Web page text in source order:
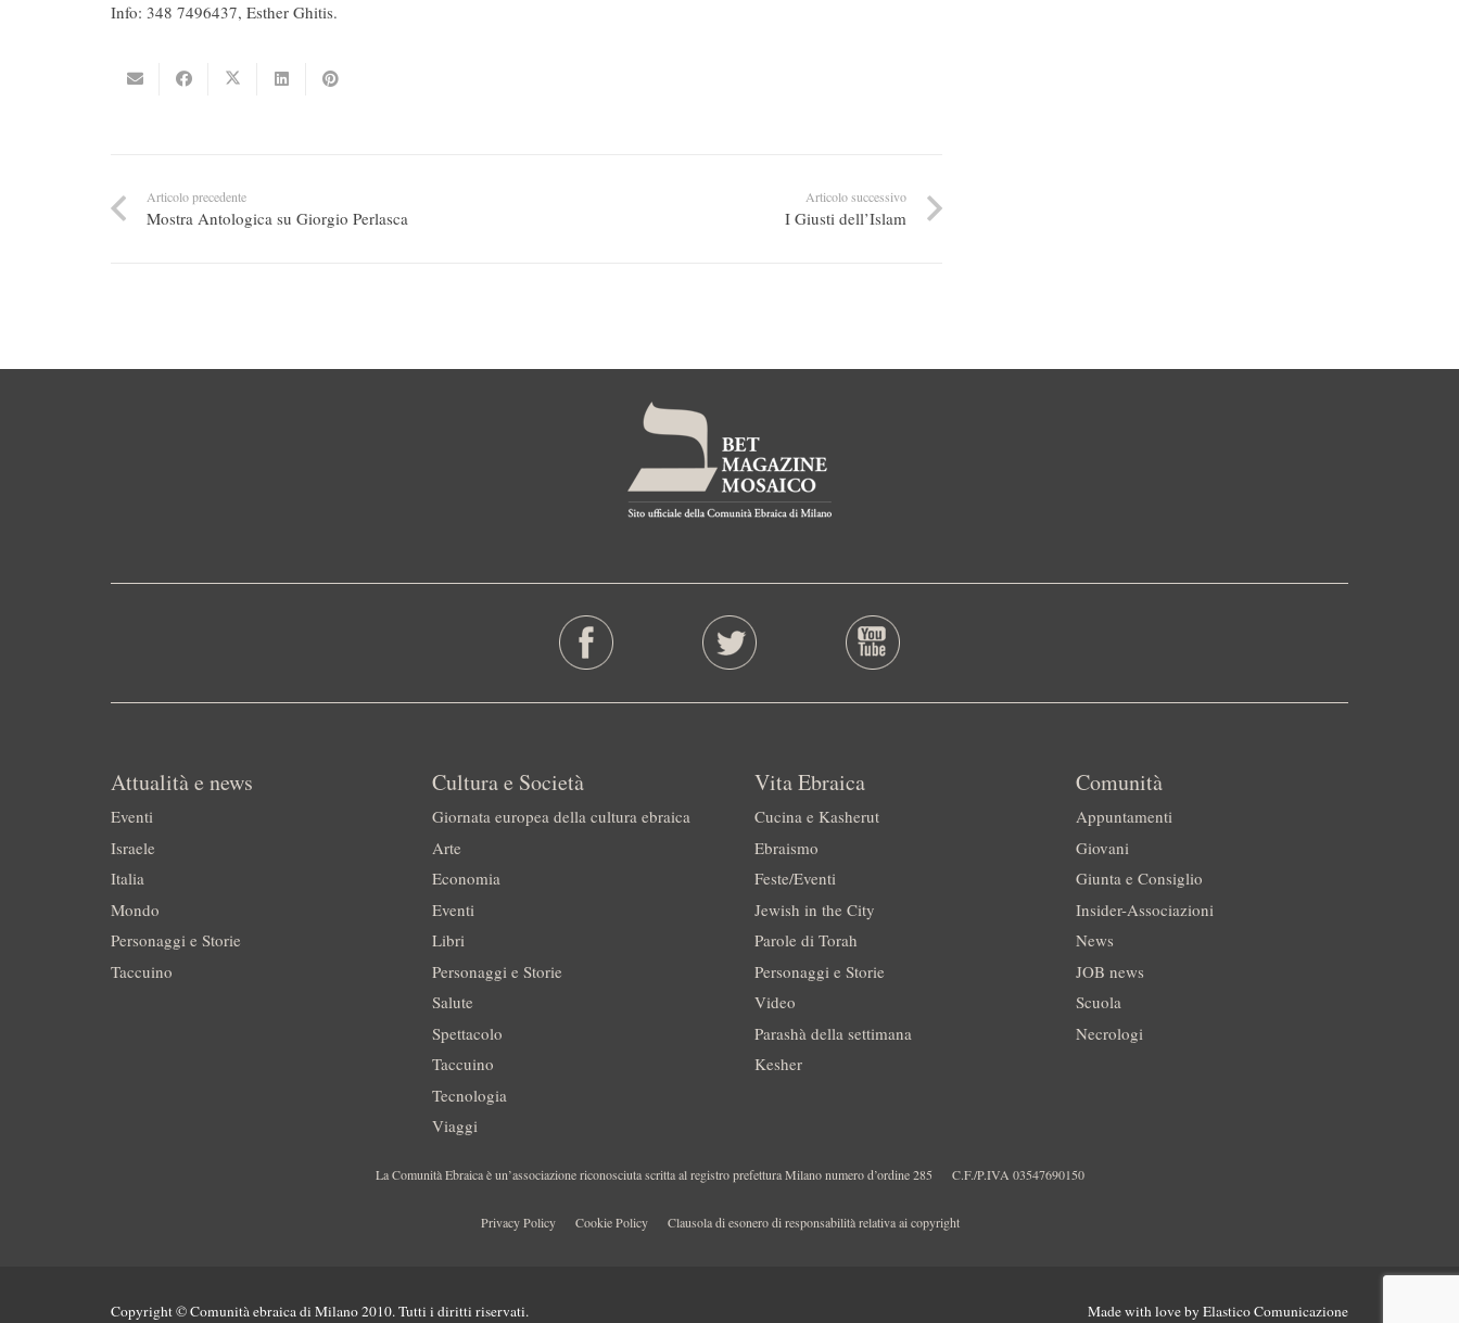
Info: 348 7496437, Esther Ghitis.
Articolo precedente
Mostra Antologica su Giorgio Perlasca
Articolo successivo
I Giusti dell’Islam
Attualità e news
Eventi
Israele
Italia
Mondo
Personaggi e Storie
Taccuino
Cultura e Società
Giornata europea della cultura ebraica
Arte
Economia
Eventi
Libri
Personaggi e Storie
Salute
Spettacolo
Taccuino
Tecnologia
Viaggi
Vita Ebraica
Cucina e Kasherut
Ebraismo
Feste/Eventi
Jewish in the City
Parole di Torah
Personaggi e Storie
Video
Parashà della settimana
Kesher
Comunità
Appuntamenti
Giovani
Giunta e Consiglio
Insider-Associazioni
News
JOB news
Scuola
Necrologi
La Comunità Ebraica è un’associazione riconosciuta scritta al registro prefettura Milano numero d’ordine 285 C.F./P.IVA 03547690150
Privacy Policy Cookie Policy Clausola di esonero di responsabilità relativa ai copyright
Copyright © Comunità ebraica di Milano 2010. Tutti i diritti riservati. Made with love by Elastico Comunicazione